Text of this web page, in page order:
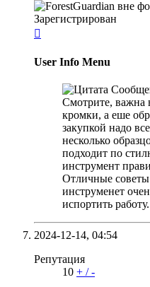
Зарегистрирован

User Info Menu
Смотрите, важна
кромки, а еше
закупкой надо
несколько
подходит по
инструмент
Отличные
инструменет
испортить работу.
2024-12-14, 04:54
Репутация
10 + /-